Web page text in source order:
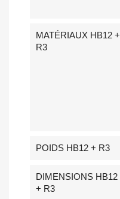
MATÉRIAUX HB12 +
R3
POIDS HB12 + R3
DIMENSIONS HB12
+ R3